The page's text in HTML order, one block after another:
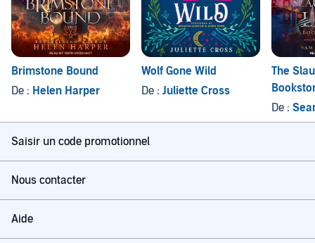
Brimstone Bound
De : Helen Harper
Wolf Gone Wild
De : Juliette Cross
The
De :
Saisir un code promotionnel
Nous contacter
Aide